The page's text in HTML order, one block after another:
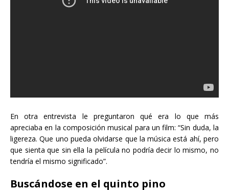
En otra entrevista le preguntaron qué era lo que más
apreciaba en la composición musical para un film: “Sin duda, la
ligereza. Que uno pueda olvidarse que la música está ahí, pero
que sienta que sin ella la película no podría decir lo mismo, no
tendría el mismo significado”.
Buscándose en el quinto pino